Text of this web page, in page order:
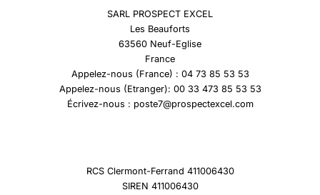
SARL PROSPECT EXCEL
Les Beauforts
63560 Neuf-Eglise
France
Appelez-nous (France) : 04 73 85 53 53
Appelez-nous (Etranger): 00 33 473 85 53 53
Écrivez-nous : poste7@prospectexcel.com
RCS Clermont-Ferrand 411006430
SIREN 411006430